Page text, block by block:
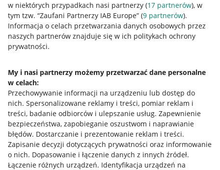
w niektórych przypadkach nasi partnerzy (17 partnerów), w
tym tzw. “Zaufani Partnerzy IAB Europe” (9 partnerów).
Informacja o celach przetwarzania danych osobowych przez
naszych partnerów znajduje się w ich politykach ochrony
prywatności.
My i nasi partnerzy możemy przetwarzać dane personalne
w celach:
Przechowywanie informacji na urządzeniu lub dostęp do
nich. Spersonalizowane reklamy i treści, pomiar reklam i
treści, badanie odbiorców i ulepszanie usług. Zapewnienie
bezpieczeństwa, zapobieganie oszustwom i naprawianie
błędów. Dostarczanie i prezentowanie reklam i treści.
Zapisanie decyzji dotyczących prywatności oraz informowanie
o nich. Dopasowanie i łączenie danych z innych źródeł.
Łączenie różnych urządzeń. Identyfikacja urządzeń na
Przydatne informacje
Jak to działa
Allegro Gadane dla sprzedających
Allegro Gadane dla kupujących
Mapa miejscowości
Informacje prawne
Regulamin